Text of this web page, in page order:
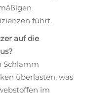
führt.
auf die
Schlamm
überlasten, was
im